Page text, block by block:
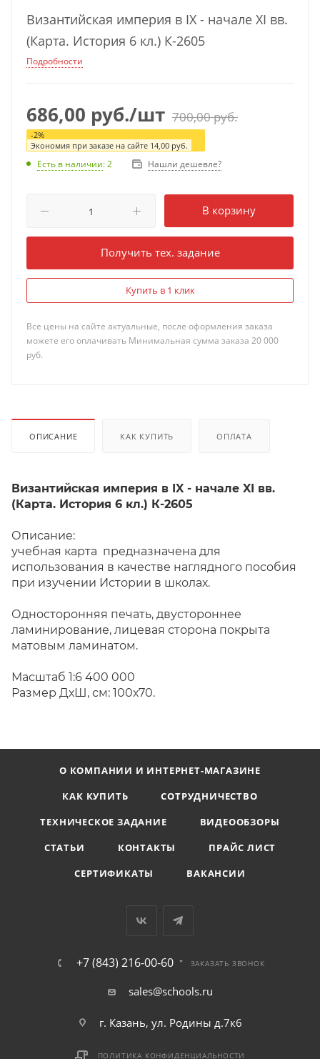
Византийская империя в IX - начале XI вв.
(Карта. История 6 кл.) К-2605
Подробности
686,00 руб./шт 700,00руб.
-2%
Экономия при заказе на сайте 14,00 руб.
Есть в наличии: 2 Нашли дешевле?
В корзину
Получить тех. задание
Купить в 1 клик
Все цены на сайте актуальные, после оформления заказа
можете его оплачивать Минимальная сумма заказа 20 000
руб.
ОПИСАНИЕ КАК КУПИТЬ ОПЛАТА
Византийская империя в IX - начале XI вв.
(Карта. История 6 кл.) К-2605
Описание:
учебная карта предназначена для
использования в качестве наглядного пособия
при изучении Истории в школах.
Односторонняя печать, двустороннее
ламинирование, лицевая сторона покрыта
матовым ламинатом.
Масштаб 1:6 400 000
Размер ДхШ, см: 100х70.
О КОМПАНИИ И ИНТЕРНЕТ-МАГАЗИНЕ
КАК КУПИТЬ
СОТРУДНИЧЕСТВО
ТЕХНИЧЕСКОЕ ЗАДАНИЕ
ВИДЕООБЗОРЫ
СТАТЬИ
КОНТАКТЫ
ПРАЙС ЛИСТ
СЕРТИФИКАТЫ
ВАКАНСИИ
+7 (843) 216-00-60 ЗАКАЗАТЬ ЗВОНОК
sales@schools.ru
г. Казань, ул. Родины д.7к6
ПОЛИТИКА КОНФИДЕНЦИАЛЬНОСТИ